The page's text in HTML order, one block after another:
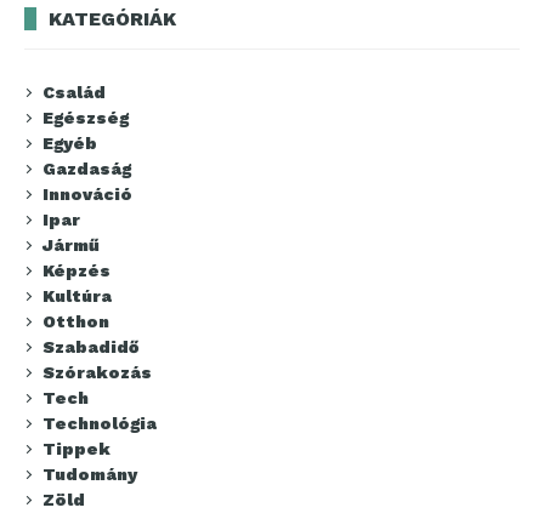
KATEGÓRIÁK
Család
Egészség
Egyéb
Gazdaság
Innováció
Ipar
Jármű
Képzés
Kultúra
Otthon
Szabadidő
Szórakozás
Tech
Technológia
Tippek
Tudomány
Zöld